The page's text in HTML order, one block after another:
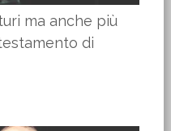
ma anche più
di